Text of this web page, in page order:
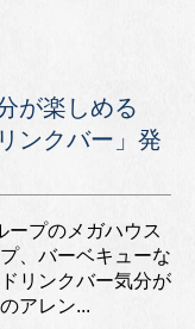
が楽しめる
ンクバー」発
ープのメガハウス
、バーベキューな
リンクバー気分が
アレン...